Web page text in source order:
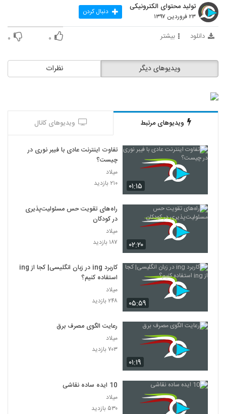
تولید محتوای الکترونیکی
۲۳ فروردین ۱۳۹۷ دنبال کردن
دانلود بیشتر ۰ ۰
نظرات ویدیوهای دیگر
ویدیوهای مرتبط ویدیوهای کانال
۰۱:۱۵
تفاوت اینترنت عادی با فیبر نوری در
چیست؟
میلاد
۲۱۰ بازدید
۰۲:۲۰
راه‌های تقویت حس مسئولیت‌پذیری
در کودکان
میلاد
۱۸۷ بازدید
۰۵:۵۹
کاربرد ing در زبان انگلیسی| کجا از ing
استفاده کنیم؟
میلاد
۲۴۸ بازدید
۰۱:۱۹
رعایت الگوی مصرف برق
میلاد
۷۰۳ بازدید
10 ایده ساده نقاشی
میلاد
۵۳۰ بازدید